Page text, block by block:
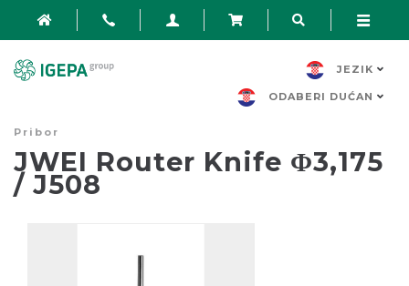
JEZIK
ODABERI DUĆAN
Pribor
JWEI Router Knife Φ3,175
/ J508